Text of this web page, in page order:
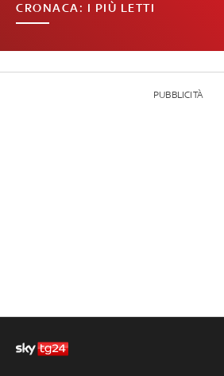
CRONACA: I PIÙ LETTI
PUBBLICITÀ